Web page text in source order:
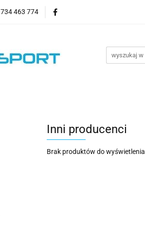
734 463 774
WYPRZEDAŻ
Inni producenci
Brak produktów do wyświetlenia